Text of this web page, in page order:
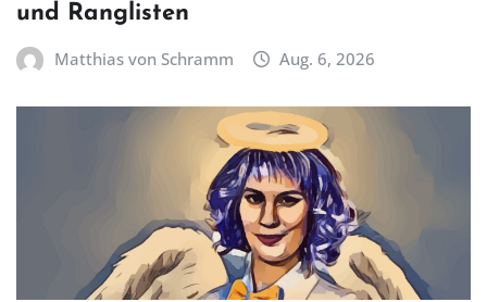
und Ranglisten
Matthias von Schramm Aug. 6, 2026